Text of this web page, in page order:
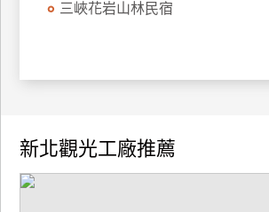
飯
作
三峽花岩山林民宿
新北觀光工廠推薦